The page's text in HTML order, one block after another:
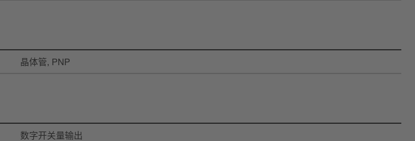
晶体管, PNP
数字开关量输出